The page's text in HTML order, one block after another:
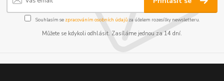
Souhlasím se zpracováním osobních údajůza účelem rozesílky newsletteru.
Můžete se kdykoli odhlásit. Zasíláme jednou za 14 dní.